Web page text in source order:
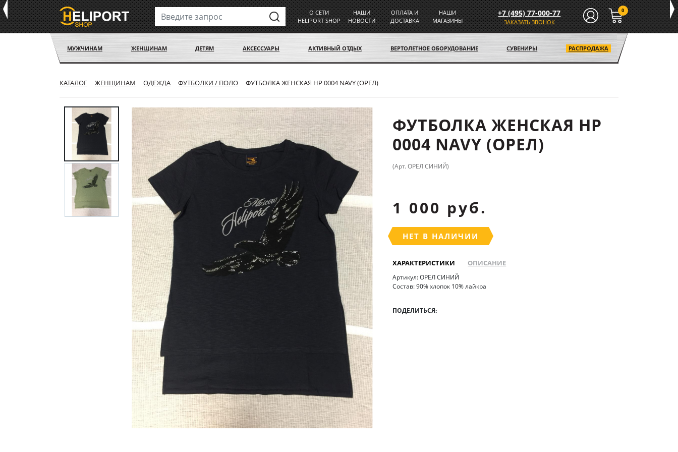
О СЕТИ
HELIPORT SHOP
НАШИ
НОВОСТИ
ОПЛАТА И
ДОСТАВКА
НАШИ
МАГАЗИНЫ
+7 (495) 77-000-77
ЗАКАЗАТЬ ЗВОНОК
0
МУЖЧИНАМ ЖЕНЩИНАМ ДЕТЯМ АКСЕССУАРЫ АКТИВНЫЙ ОТДЫХ ВЕРТОЛЕТНОЕ ОБОРУДОВАНИЕ СУВЕНИРЫ РАСПРОДАЖА
КАТАЛОГ ЖЕНЩИНАМ ОДЕЖДА ФУТБОЛКИ / ПОЛО ФУТБОЛКА ЖЕНСКАЯ HP 0004 NAVY (ОРЕЛ)
ФУТБОЛКА ЖЕНСКАЯ HP
0004 NAVY (ОРЕЛ)
(Арт. ОРЕЛ СИНИЙ)
1 000 руб.
НЕТ В НАЛИЧИИ
ХАРАКТЕРИСТИКИ ОПИСАНИЕ
Артикул: ОРЕЛ СИНИЙ
Состав: 90% хлопок 10% лайкра
ПОДЕЛИТЬСЯ: